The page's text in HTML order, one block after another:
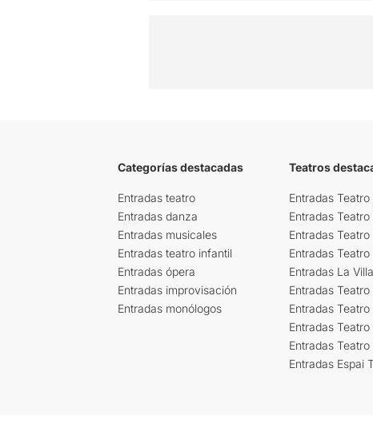
Categorías destacadas
Entradas teatro
Entradas danza
Entradas musicales
Entradas teatro infantil
Entradas ópera
Entradas improvisación
Entradas monólogos
Teatros
Entradas
Entradas Teatro
Entradas
Entradas Teatro
Entradas La
Entradas Teatro
Entradas
Entradas Teatro
Entradas Teatro
Entradas Espai